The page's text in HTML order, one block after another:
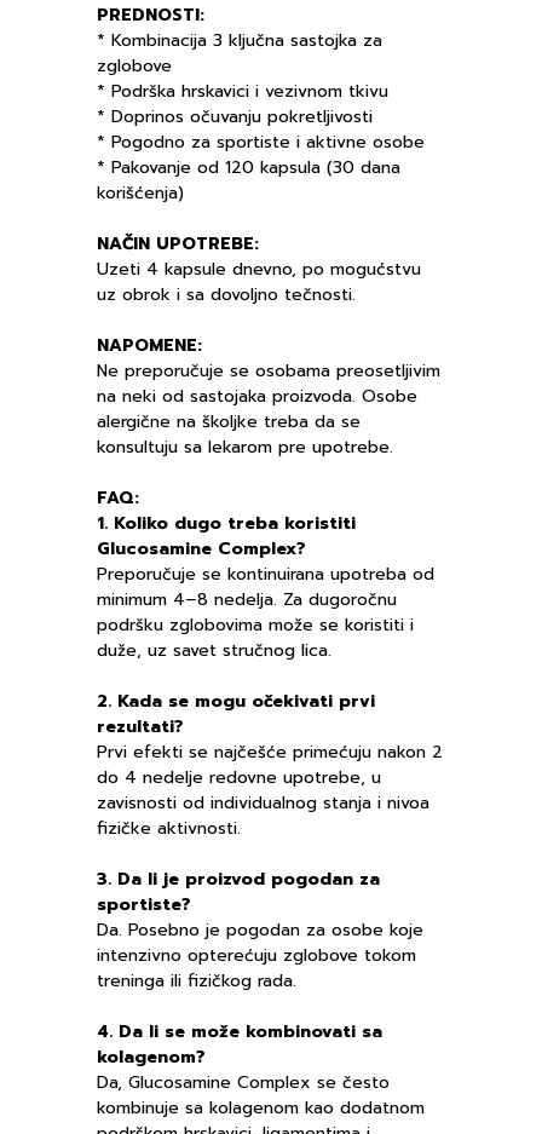
PREDNOSTI:
* Kombinacija 3 ključna sastojka za
zglobove
* Podrška hrskavici i vezivnom tkivu
* Doprinos očuvanju pokretljivosti
* Pogodno za sportiste i aktivne osobe
* Pakovanje od 120 kapsula (30 dana
korišćenja)
NAČIN UPOTREBE:
Uzeti 4 kapsule dnevno, po mogućstvu
uz obrok i sa dovoljno tečnosti.
NAPOMENE:
Ne preporučuje se osobama preosetljivim
na neki od sastojaka proizvoda. Osobe
alergične na školjke treba da se
konsultuju sa lekarom pre upotrebe.
FAQ:
1. Koliko dugo treba koristiti
Glucosamine Complex?
Preporučuje se kontinuirana upotreba od
minimum 4–8 nedelja. Za dugoročnu
podršku zglobovima može se koristiti i
duže, uz savet stručnog lica.
2. Kada se mogu očekivati prvi
rezultati?
Prvi efekti se najčešće primećuju nakon 2
do 4 nedelje redovne upotrebe, u
zavisnosti od individualnog stanja i nivoa
fizičke aktivnosti.
3. Da li je proizvod pogodan za
sportiste?
Da. Posebno je pogodan za osobe koje
intenzivno opterećuju zglobove tokom
treninga ili fizičkog rada.
4. Da li se može kombinovati sa
kolagenom?
Da, Glucosamine Complex se često
kombinuje sa kolagenom kao dodatnom